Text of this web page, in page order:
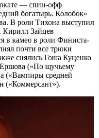
— спин-офф
богатырь. Колобок»
В роли Тихона выступил
Кирилл Зайцев
в камео в роли Финиста-
почти все трюки
снялись Гоша Куценко
(«По щучьему
(«Вампиры средней
(«Коммерсант»).